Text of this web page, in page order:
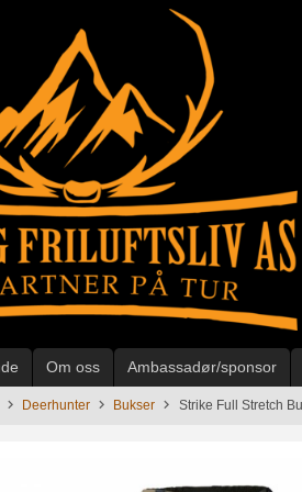
Om oss Ambassadør/sponsor
Deerhunter Bukser Strike Full Stretch